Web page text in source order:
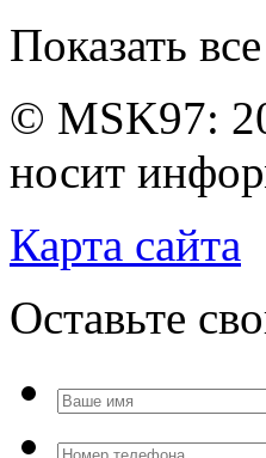
Показать
© MSK97:
носит
Карта сайта
Оставьте